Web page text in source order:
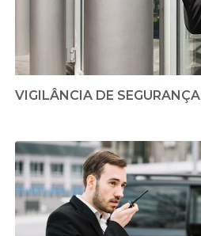
VIGILÂNCIA DE SEGURANÇA